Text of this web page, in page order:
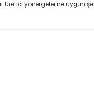
Üretici yönergelerine uygun